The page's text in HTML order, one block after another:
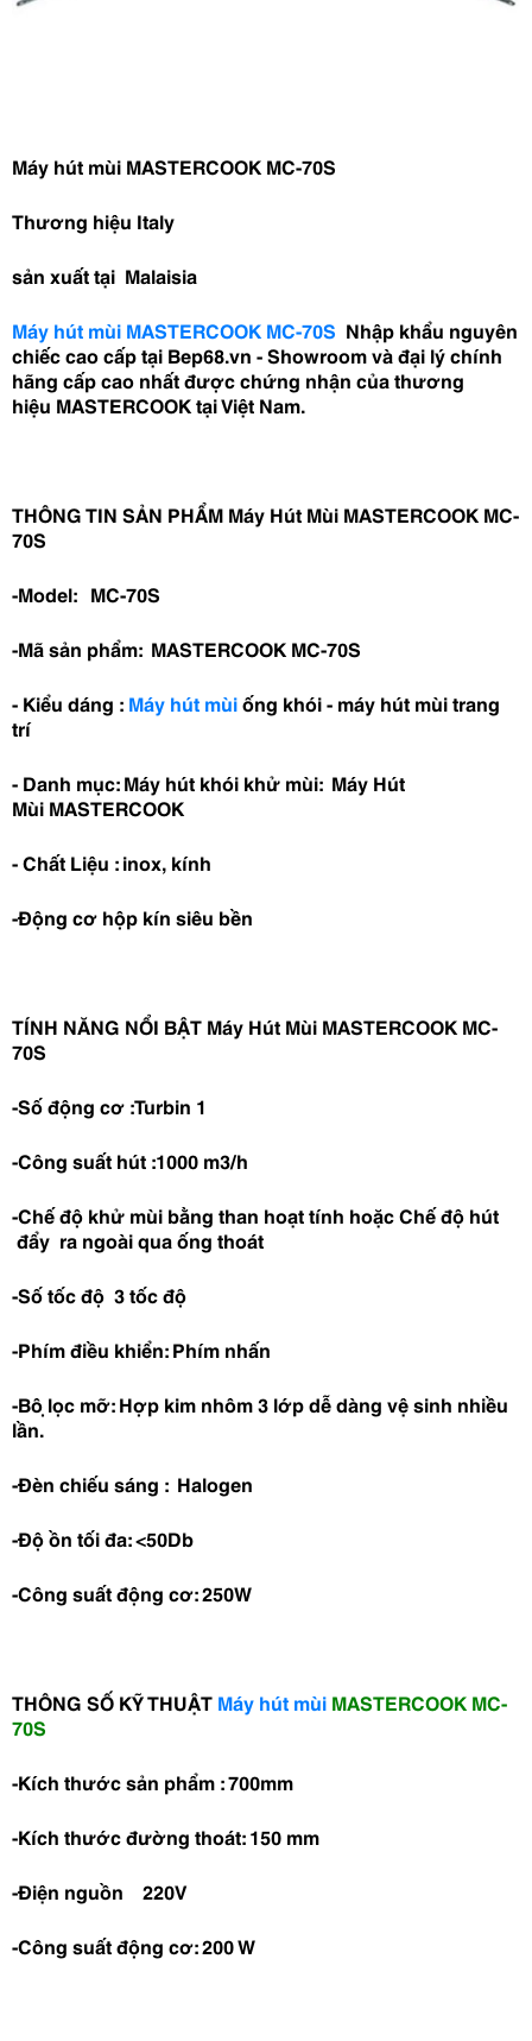
Máy hút mùi MASTERCOOK MC-70S
Thương hiệu Italy
sản xuất tại Malaisia
Máy hút mùi MASTERCOOK MC-70S Nhập khẩu nguyên
chiếc cao cấp tại Bep68.vn - Showroom và đại lý chính
hãng cấp cao nhất được chứng nhận của thương
hiệu MASTERCOOKtại Việt Nam.
THÔNG TIN SẢN PHẨM Máy Hút Mùi MASTERCOOK MC-
70S
-Model: MC-70S
-Mã sản phẩm: MASTERCOOK MC-70S
- Kiểu dáng : Máy hút mùiống khói - máy hút mùi trang
trí
- Danh mục: Máy hút khói khử mùi: Máy Hút
Mùi MASTERCOOK
- Chất Liệu : inox, kính
-Động cơ hộp kín siêu bền
TÍNH NĂNG NỔI BẬT Máy Hút Mùi MASTERCOOK MC-
70S
-Số động cơ :Turbin 1
-Công suất hút :1000 m3/h
-Chế độ khử mùi bằng than hoạt tính hoặcChế độ hút
đẩy ra ngoài qua ống thoát
-Số tốc độ 3 tốc độ
-Phím điều khiển: Phím nhấn
-Bộ lọc mỡ: Hợp kim nhôm 3 lớp dễ dàng vệ sinh nhiều
lần.
-Đèn chiếu sáng : Halogen
-Độ ồn tối đa: <50Db
-Công suất động cơ: 250W
THÔNG SỐ KỸ THUẬT Máy hút mùi MASTERCOOK MC-
70S
-Kích thước sản phẩm : 700mm
-Kích thước đường thoát: 150 mm
-Điện nguồn 220V
-Công suất động cơ: 200 W